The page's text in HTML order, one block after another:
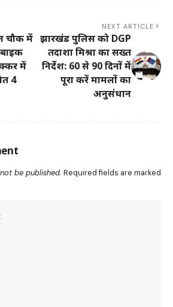
चौक में
में
4
NEXT ARTICLE
झारखंड पुलिस को DGP
तदाशा मिश्रा का सख्त
निर्देश: 60 से 90 दिनों में
पूरा करें मामलों का
अनुसंधान
be published. Required fields are marked